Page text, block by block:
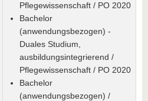
Pflegewissenschaft / PO 2020
Bachelor
(anwendungsbezogen) -
Duales Studium,
ausbildungsintegrierend /
Pflegewissenschaft / PO 2020
Bachelor
(anwendungsbezogen) /